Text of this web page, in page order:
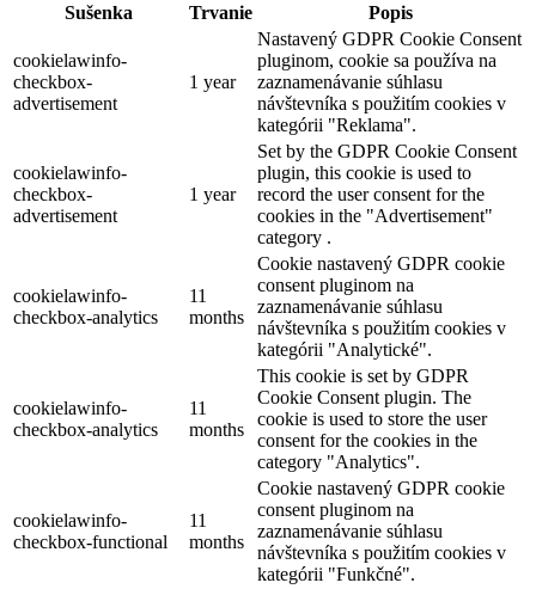
Sušenka
Trvanie Popis
cookielawinfo-
checkbox-
advertisement
1 year
Nastavený GDPR Cookie Consent
pluginom, cookie sa používa na
zaznamenávanie súhlasu
návštevníka s použitím cookies v
kategórii "Reklama".
cookielawinfo-
checkbox-
advertisement
1 year
Set by the GDPR Cookie Consent
plugin, this cookie is used to
record the user consent for the
cookies in the "Advertisement"
category .
cookielawinfo-
checkbox-analytics
11
months
Cookie nastavený GDPR cookie
consent pluginom na
zaznamenávanie súhlasu
návštevníka s použitím cookies v
kategórii "Analytické".
cookielawinfo-
checkbox-analytics
11
months
This cookie is set by GDPR
Cookie Consent plugin. The
cookie is used to store the user
consent for the cookies in the
category "Analytics".
cookielawinfo-
checkbox-functional
11
months
Cookie nastavený GDPR cookie
consent pluginom na
zaznamenávanie súhlasu
návštevníka s použitím cookies v
kategórii "Funkčné".